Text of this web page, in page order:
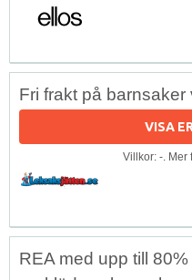
Fri frakt på
VISA
Villkor: -. Mer
REA med upp till